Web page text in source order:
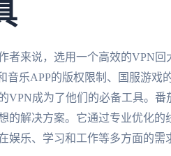
者来说，选用一个高效的VPN
音乐APP的版权限制、国服游戏
VPN成为了他们的必备工具。
的解决方案。它通过专业优化
娱乐、学习和工作等多方面的需